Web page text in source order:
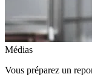
Médias
Vous préparez un